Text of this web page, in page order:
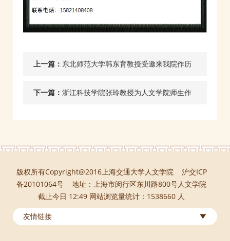
上一篇： 东北师范大学韩东育教授受邀来我院作历
史学科建设交流
下一篇： 浙江科技学院张玲教授为人文学院师生作
版权所有Copyright@2016上海交通大学人文学院 沪交ICP
备20101064号 地址：上海市闵行区东川路800号人文学院
截止今日 12:49 网站浏览量统计：1538660 人
友情链接